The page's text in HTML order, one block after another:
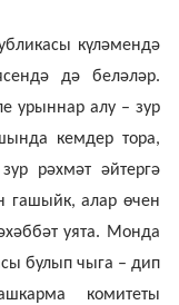
күләмендә
дә беләләр.
урыннар алу – зур
кемдер тора,
зур рәхмәт әйтергә
гашыйк, алар өчен
уята. Монда
булып чыга – дип
комитеты